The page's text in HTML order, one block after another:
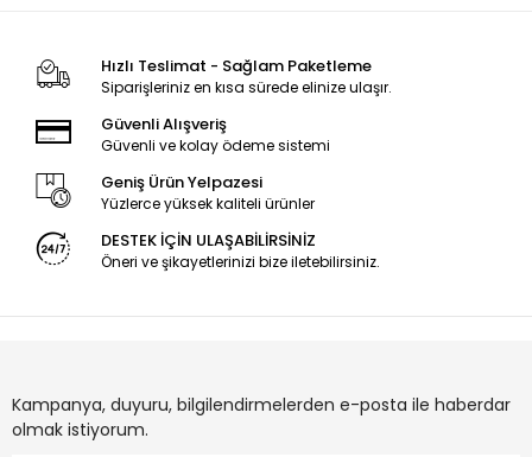
Hızlı Teslimat - Sağlam Paketleme
Siparişleriniz en kısa sürede elinize ulaşır.
Güvenli Alışveriş
Güvenli ve kolay ödeme sistemi
Geniş Ürün Yelpazesi
Yüzlerce yüksek kaliteli ürünler
DESTEK İÇİN ULAŞABİLİRSİNİZ
Öneri ve şikayetlerinizi bize iletebilirsiniz.
Kampanya, duyuru, bilgilendirmelerden e-posta ile haberdar
olmak istiyorum.